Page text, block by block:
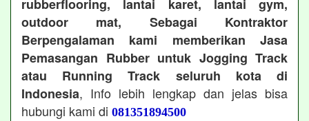
rubberflooring, lantai karet, lantai gym,
outdoor mat, Sebagai Kontraktor
Berpengalaman kami memberikan Jasa
Pemasangan Rubber untuk Jogging Track
atau Running Track seluruh kota di
Indonesia, Info lebih lengkap dan jelas bisa
hubungi kami di 081351894500